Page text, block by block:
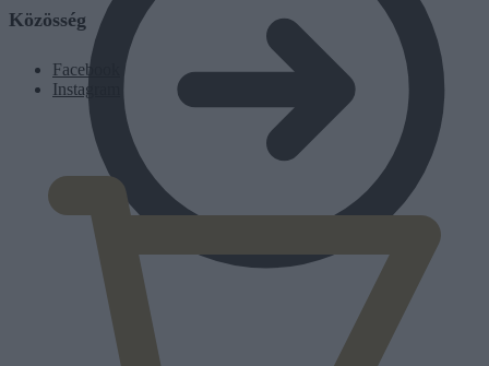
Közösség
Facebook
Instagram